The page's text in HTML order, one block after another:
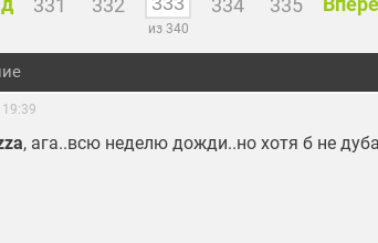
331 332
из 340
334 335
, ага..всю неделю дожди..но хотя б не